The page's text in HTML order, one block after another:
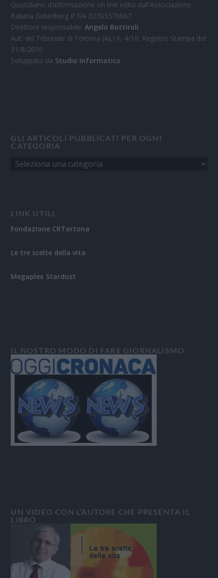
Quotidiano d'informazione on line edito dall'Associazione
Italiana Gutenberg P.IVA 02305570067.
Direttore responsabile:Angelo Bottiroli.
Aut. del Tribunale di Tortona (AL) n. 4/10, Registro Stampa del
31/8/2010.
Sviluppato da Studio Informatico
GLI ARTICOLI PUBBLICATI PER OGNI
CATEGORIA
LINK UTILI
Fondazione CRTortona
Le tre scelte della vita
Megaplex Stardust
IL NOSTRO MODO DI FARE GIORNALISMO
UN VIDEO CON L’AUTORE CHE PRESENTA IL
LIBRO